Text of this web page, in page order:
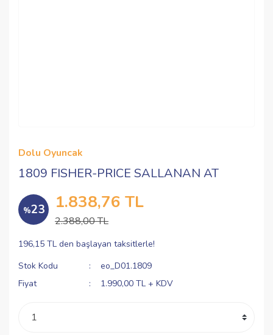
Dolu Oyuncak
1809 FISHER-PRICE SALLANAN AT
%23 1.838,76 TL
2.388,00 TL
196,15 TL den başlayan taksitlerle!
Stok Kodu
eo_D01.1809
Fiyat
1.990,00 TL + KDV